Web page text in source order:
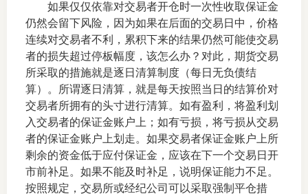
维权组
如果仅仅依靠对交易者开仓时一次性收取保证金
仍然会留下风险，因为如果在后面的交易日中，价格
连续对交易者不利，累积下来的结果仍然可能使交易
者的损失超过停板幅度，该怎么办？对此，期货交易
所采取的措施就是逐日清算制度（每日无负债结
算）。所谓逐日清算，就是每天按照当日的结算价对
交易者所拥有的头寸进行清算。如有盈利，将盈利划
入交易者的保证金账户上；如有亏损，将亏损从交易
者的保证金账户上划走。如果交易者保证金账户上所
剩余的资金低于应付保证金，应该在下一个交易日开
市前补足。如果不能及时补足，说明保证能力不足。
按照规定，交易所或经纪公司可以采取强制平仓措